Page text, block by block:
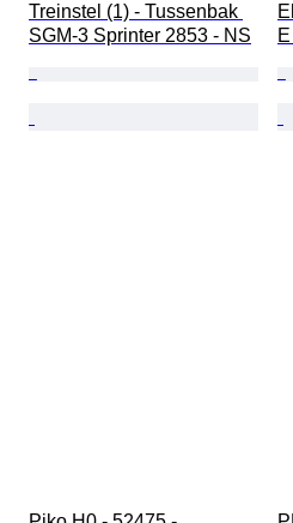
Treinstel (1) - Tussenbak
SGM-3 Sprinter 2853 - NS